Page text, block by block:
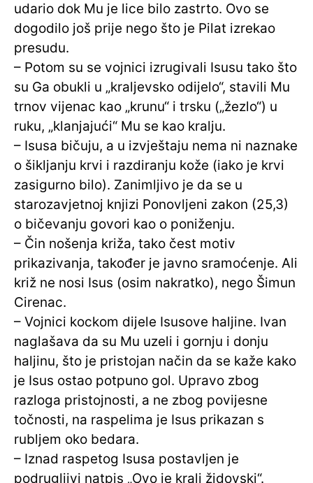
udario dok Mu je lice bilo zastrto. Ovo se
dogodilo još prije nego što je Pilat izrekao
presudu.
– Potom su se vojnici izrugivali Isusu tako što
su Ga obukli u „kraljevsko odijelo“, stavili Mu
trnov vijenac kao „krunu“ i trsku („žezlo“) u
ruku, „klanjajući“ Mu se kao kralju.
– Isusa bičuju, a u izvještaju nema ni naznake
o šikljanju krvi i razdiranju kože (iako je krvi
zasigurno bilo). Zanimljivo je da se u
starozavjetnoj knjizi Ponovljeni zakon (25,3)
o bičevanju govori kao o poniženju.
– Čin nošenja križa, tako čest motiv
prikazivanja, također je javno sramoćenje. Ali
križ ne nosi Isus (osim nakratko), nego Šimun
Cirenac.
– Vojnici kockom dijele Isusove haljine. Ivan
naglašava da su Mu uzeli i gornju i donju
haljinu, što je pristojan način da se kaže kako
je Isus ostao potpuno gol. Upravo zbog
razloga pristojnosti, a ne zbog povijesne
točnosti, na raspelima je Isus prikazan s
rubljem oko bedara.
– Iznad raspetog Isusa postavljen je
podrugljivi natpis „Ovo je kralj židovski“.